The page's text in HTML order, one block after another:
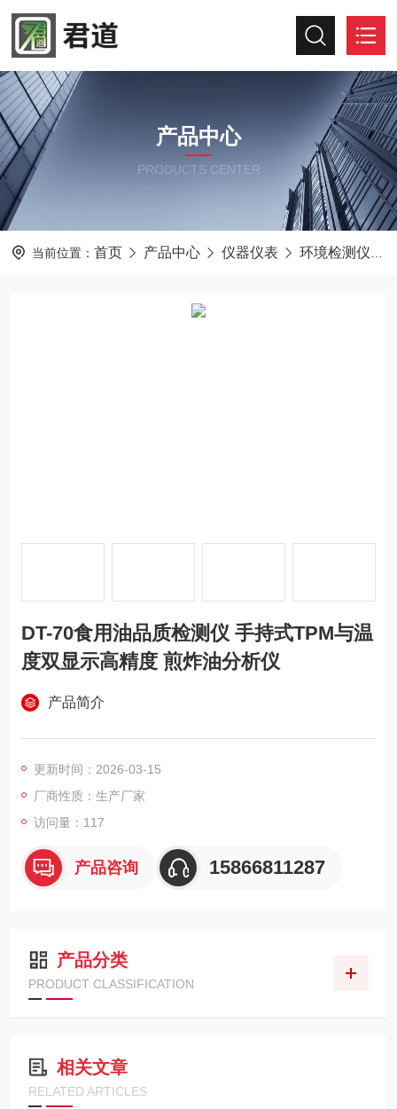
产品中心
PRODUCTS CENTER
当前位置： 首页 产品中心 仪器仪表 环境检测仪器
DT-70食用油品质检测仪 手持式TPM与温
度双显示高精度 煎炸油分析仪
产品简介
更新时间：2026-03-15
厂商性质：生产厂家
访问量：117
产品咨询 15866811287
产品分类
PRODUCT CLASSIFICATION
相关文章
RELATED ARTICLES